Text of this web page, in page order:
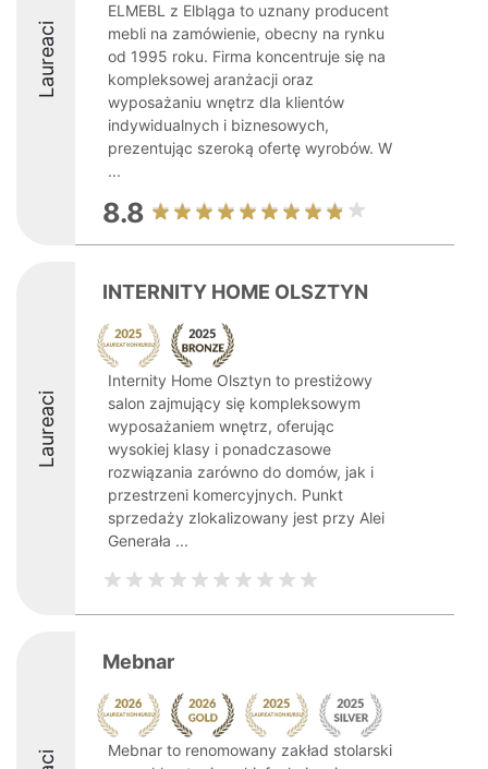
Laureaci
ELMEBL z Elbląga to uznany producent
mebli na zamówienie, obecny na rynku
od 1995 roku. Firma koncentruje się na
kompleksowej aranżacji oraz
wyposażaniu wnętrz dla klientów
indywidualnych i biznesowych,
prezentując szeroką ofertę wyrobów. W
...
8.8
Laureaci
INTERNITY HOME OLSZTYN
Internity Home Olsztyn to prestiżowy
salon zajmujący się kompleksowym
wyposażaniem wnętrz, oferując
wysokiej klasy i ponadczasowe
rozwiązania zarówno do domów, jak i
przestrzeni komercyjnych. Punkt
sprzedaży zlokalizowany jest przy Alei
Generała ...
Mebnar
Mebnar to renomowany zakład stolarski